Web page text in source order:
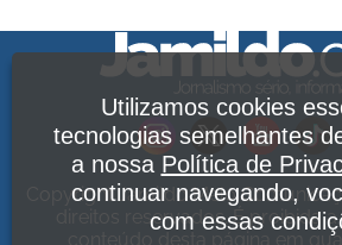
Copyright Jamildo Melo
direitos reservados. É proibida
conteúdo desta página em
Utilizamos cookies
tecnologias semelhantes
a nossa Política de
continuar navegando,
com essas